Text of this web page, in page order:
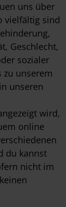
uns über
vielfältig sind
Geschlecht,
sozialer
zu unserem
unseren
wird,
online
du kannst
nicht im